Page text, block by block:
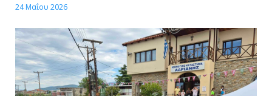
24 Μαΐου 2026